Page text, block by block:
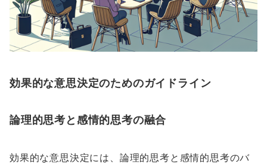
効果的な意思決定のためのガイドライン
論理的思考と感情的思考の融合
効果的な意思決定には、論理的思考と感情的思考のバ